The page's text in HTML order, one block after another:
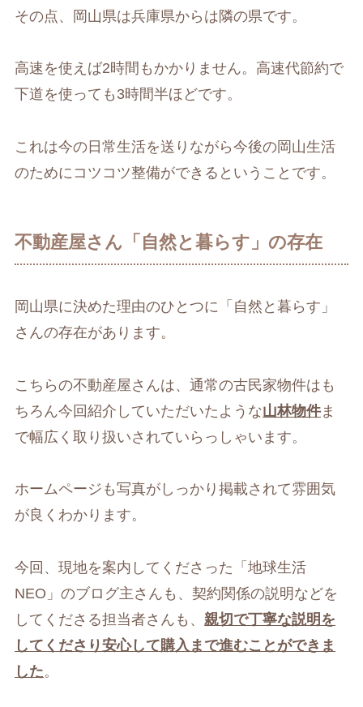
その点、岡山県は兵庫県からは隣の県です。
高速を使えば2時間もかかりません。高速代節約で
下道を使っても3時間半ほどです。
これは今の日常生活を送りながら今後の岡山生活
のためにコツコツ整備ができるということです。
不動産屋さん「自然と暮らす」の存在
岡山県に決めた理由のひとつに「自然と暮らす」
さんの存在があります。
こちらの不動産屋さんは、通常の古民家物件はも
ちろん今回紹介していただいたような山林物件ま
で幅広く取り扱いされていらっしゃいます。
ホームページも写真がしっかり掲載されて雰囲気
が良くわかります。
今回、現地を案内してくださった「地球生活
NEO」のブログ主さんも、契約関係の説明などを
してくださる担当者さんも、 親切で丁寧な説明を
してくださり安心して購入まで進むことができま
した。